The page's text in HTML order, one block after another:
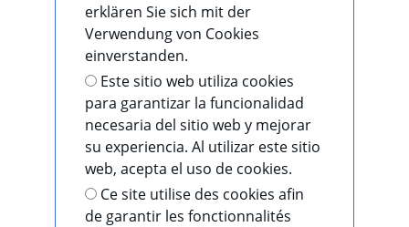
erklären Sie sich mit der
Verwendung von Cookies
einverstanden.
Este sitio web utiliza cookies
para garantizar la funcionalidad
necesaria del sitio web y mejorar
su experiencia. Al utilizar este sitio
web, acepta el uso de cookies.
Ce site utilise des cookies afin
de garantir les fonctionnalités